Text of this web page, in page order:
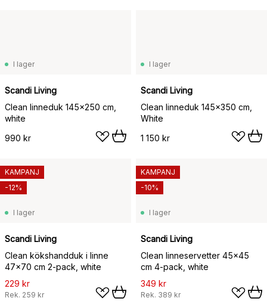
I lager
Scandi Living
Clean linneduk 145x250 cm,
white
990 kr
I lager
Scandi Living
Clean linneduk 145x350 cm,
White
1 150 kr
I lager
Scandi Living
Clean kökshandduk i linne
47x70 cm 2-pack, white
229 kr
Rek. 259 kr
KAMPANJ
-12%
I lager
Scandi Living
Clean linneservetter 45x45
cm 4-pack, white
349 kr
Rek. 389 kr
KAMPANJ
-10%